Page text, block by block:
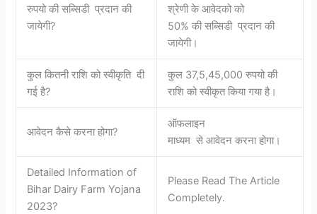
रुपयो की सब्सिडी प्रदान की
जायेगी?
श्रेणी के आवेदको को
50% की सब्सिडी प्रदान की
जायेगी।
कुल कितनी राशि को स्वीकृति दी
गई है?
कुल 37,5,45,000 रुपयो की
राशि को स्वीकृत किया गया है।
आवेदन कैसे करना होगा?
ऑफलाइन
माध्यम से आवेदन करना होगा।
Detailed Information of
Bihar Dairy Farm Yojana
2023?
Please Read The Article
Completely.